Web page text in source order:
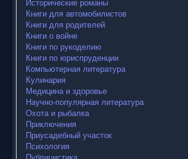
Книги для автомобилистов
Книги для родителей
Книги о войне
Книги по рукоделию
Книги по юриспруденции
Компьютерная литература
Кулинария
Медицина и здоровье
Научно-популярная литература
Охота и рыбалка
Приключения
Приусадебный участок
Психология